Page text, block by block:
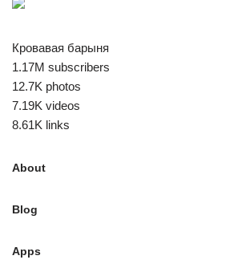
Кровавая барыня
1.17M subscribers
12.7K photos
7.19K videos
8.61K links
About
Blog
Apps